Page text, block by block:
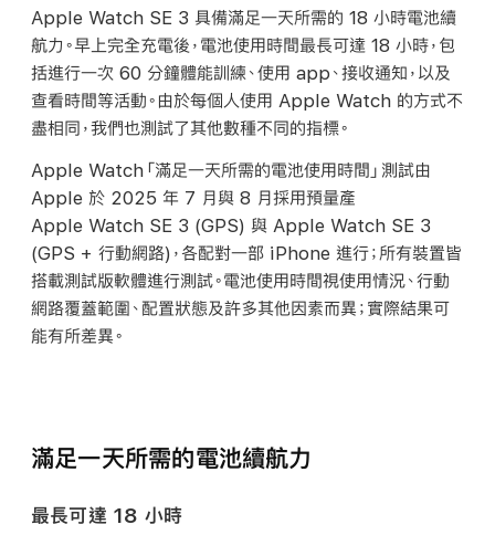
Apple Watch SE 3 具備滿足一天所需的 18 小時電池續
航力。早上完全充電後，電池使用時間最長可達 18 小時，包
括進行一次 60 分鐘體能訓練、使用 app、接收通知，以及
查看時間等活動。由於每個人使用 Apple Watch 的方式不
盡相同，我們也測試了其他數種不同的指標。
Apple Watch「滿足一天所需的電池使用時間」測試由
Apple 於 2025 年 7 月與 8 月採用預量產
Apple Watch SE 3 (GPS) 與 Apple Watch SE 3
(GPS + 行動網路)，各配對一部 iPhone 進行；所有裝置皆
搭載測試版軟體進行測試。電池使用時間視使用情況、行動
網路覆蓋範圍、配置狀態及許多其他因素而異；實際結果可
能有所差異。
滿足一天所需的電池續航力
最長可達 18 小時